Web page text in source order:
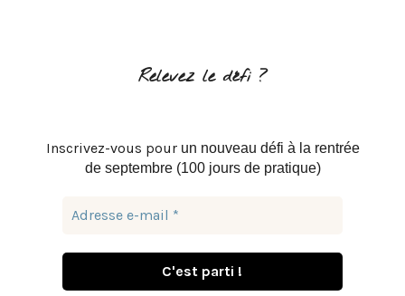
Relevez le défi ?
Inscrivez-vous pour un nouveau défi à la rentrée
de septembre (100 jours de pratique)